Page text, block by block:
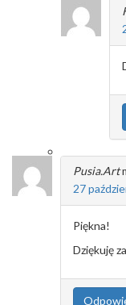
Pusia.Art
27
Piękna!
Dziękuję